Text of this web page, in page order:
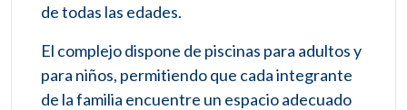
de todas las edades.
El complejo dispone de piscinas para adultos y
para niños, permitiendo que cada integrante
de la familia encuentre un espacio adecuado